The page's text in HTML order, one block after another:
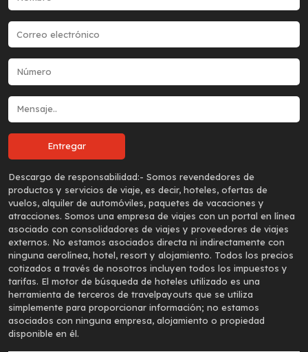
Descargo de responsabilidad:- Somos revendedores de
productos y servicios de viaje, es decir, hoteles, ofertas de
vuelos, alquiler de automóviles, paquetes de vacaciones y
atracciones. Somos una empresa de viajes con un portal en línea
asociado con consolidadores de viajes y proveedores de viajes
externos. No estamos asociados directa ni indirectamente con
ninguna aerolínea, hotel, resort y alojamiento. Todos los precios
cotizados a través de nosotros incluyen todos los impuestos y
tarifas. El motor de búsqueda de hoteles utilizado es una
herramienta de terceros de travelpayouts que se utiliza
simplemente para proporcionar información; no estamos
asociados con ninguna empresa, alojamiento o propiedad
disponible en él.